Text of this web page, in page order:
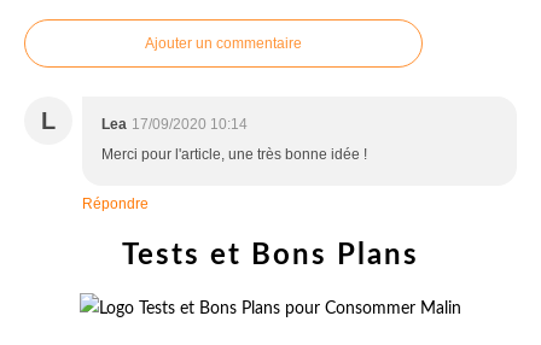
Ajouter un commentaire
L Lea 17/09/2020 10:14
Merci pour l'article, une très bonne idée !
Répondre
Tests et Bons Plans